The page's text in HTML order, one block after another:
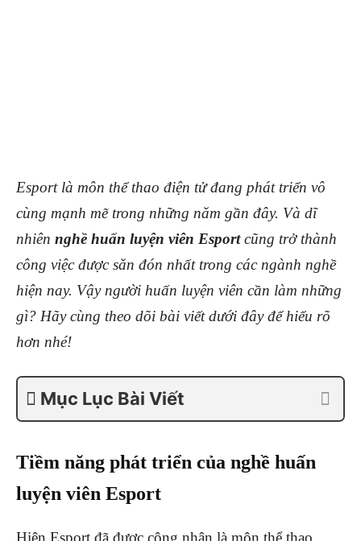
Esport là môn thể thao điện tử đang phát triển vô
cùng mạnh mẽ trong những năm gần đây. Và dĩ
nhiên nghề huấn luyện viên Esportcũng trở thành
công việc được săn đón nhất trong các ngành nghề
hiện nay. Vậy người huấn luyện viên cần làm những
gì? Hãy cùng theo dõi bài viết dưới đây để hiểu rõ
hơn nhé!
Mục Lục Bài Viết
Tiềm năng phát triển của nghề huấn
luyện viên Esport
Hiện Esport đã được công nhận là môn thể thao